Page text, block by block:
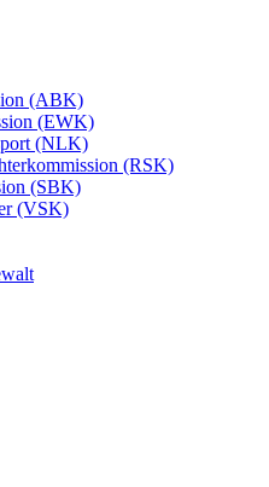
(ABK)
(EWK)
(NLK)
(RSK)
(SBK)
(VSK)